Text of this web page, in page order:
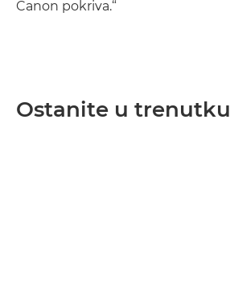
Canon pokriva.“
Ostanite u trenutku